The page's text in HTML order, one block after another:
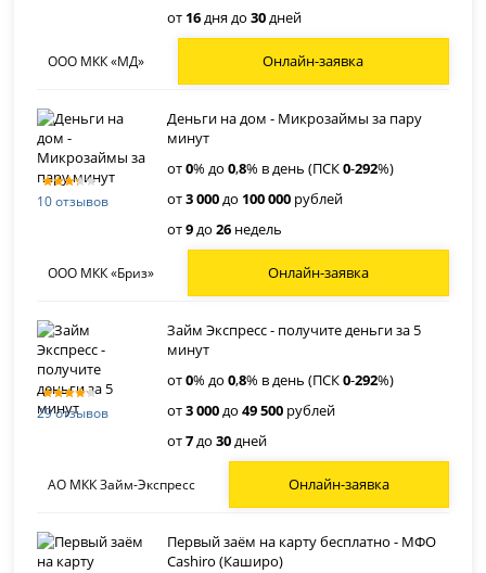
от 16дня до30дней
ООО МКК «МД» Онлайн-заявка
10 отзывов
Деньги на дом - Микрозаймы за пару
минут
от0% до0,8% в день (ПСК0-292%)
от3 000до 100 000 рублей
от9до26 недель
ООО МКК «Бриз» Онлайн-заявка
29 отзывов
Займ Экспресс - получите деньги за 5
минут
от0% до0,8% в день (ПСК0-292%)
от3 000до49 500 рублей
от7до30дней
АО МКК Займ-Экспресс Онлайн-заявка
Первый заём на карту бесплатно - МФО
Cashiro (Каширо)